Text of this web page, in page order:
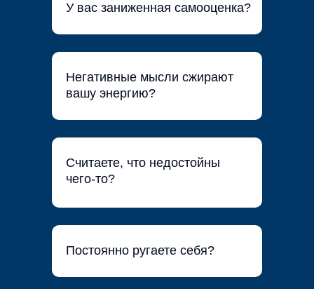
У вас заниженная самооценка?
Постоянно ругаете себя?
Считаете, что недостойны
чего-то?
Негативные мысли сжирают
вашу энергию?